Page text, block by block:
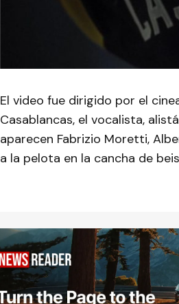
El video fue dirigido por el
Casablancas, el vocalista,
aparecen Fabrizio Moretti,
a la pelota en la cancha de